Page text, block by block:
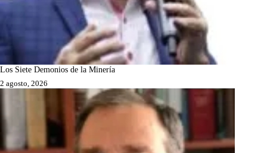
Los Siete Demonios de la Minería
2 agosto, 2026